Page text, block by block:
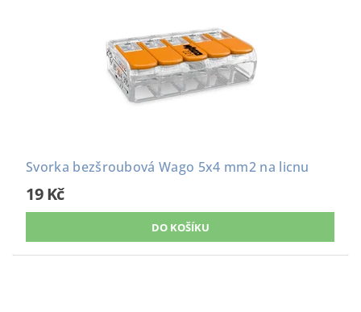
Svorka bezšroubová Wago 5x4 mm2 na licnu
19 Kč